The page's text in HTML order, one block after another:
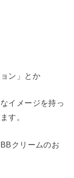
ン」とか
イメージを持っ
す。
クリームのお